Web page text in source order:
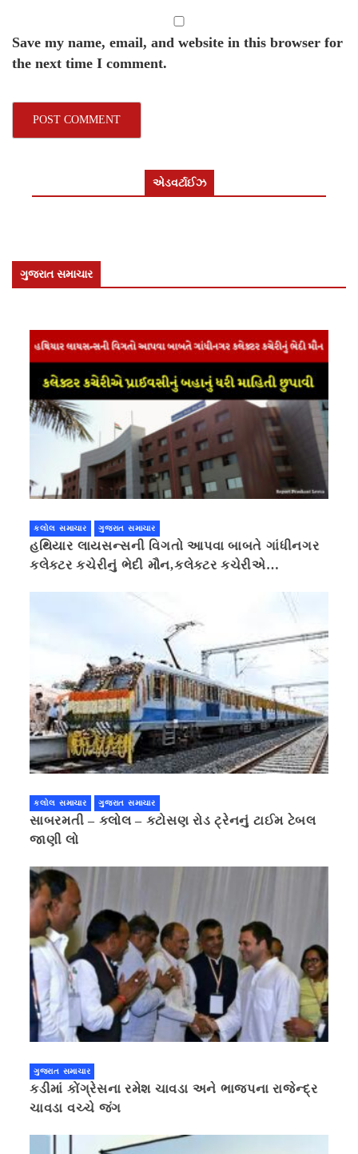
Save my name, email, and website in this browser for
the next time I comment.
એડવર્ટાઈઝ
ગુજરાત સમાચાર
કલોલ સમાચાર ગુજરાત સમાચાર
હથિયાર લાયસન્સની વિગતો આપવા બાબતે ગાંધીનગર
કલેક્ટર કચેરીનું ભેદી મૌન,કલેક્ટર કચેરીએ
કલોલ સમાચાર ગુજરાત સમાચાર
સાબરમતી – કલોલ – કટોસણ રોડ ટ્રેનનું ટાઈમ ટેબલ
જાણી લો
ગુજરાત સમાચાર
કડીમાં કોંગ્રેસના રમેશ ચાવડા અને ભાજપના રાજેન્દ્ર
ચાવડા વચ્ચે જંગ